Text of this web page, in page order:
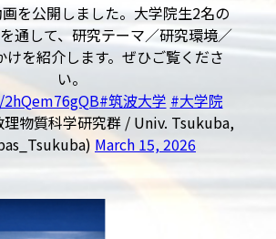
を公開しました。大学院生2名の
通して、研究テーマ／研究環境／
けを紹介します。ぜひご覧くださ
い。
#筑波大学 #大学院
物質科学研究群 / Univ. Tsukuba,
March 15, 2026